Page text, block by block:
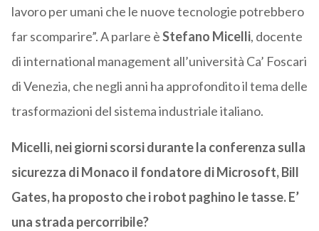
lavoro per umani che le nuove tecnologie potrebbero
far scomparire”. A parlare èStefano Micelli, docente
di international management all’università Ca’ Foscari
di Venezia, che negli anni ha approfondito il tema delle
trasformazioni del sistema industriale italiano.
Micelli, nei giorni scorsi durante la conferenza sulla
sicurezza di Monaco il fondatore di Microsoft, Bill
Gates, ha proposto che i robot paghino le tasse. E’
una strada percorribile?